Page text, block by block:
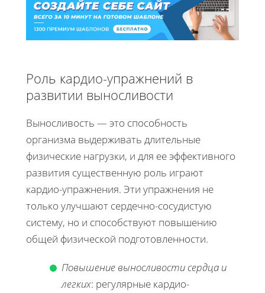
Роль кардио-упражнений в
развитии выносливости
Выносливость — это способность
организма выдерживать длительные
физические нагрузки, и для ее эффективного
развития существенную роль играют
кардио-упражнения. Эти упражнения не
только улучшают сердечно-сосудистую
систему, но и способствуют повышению
общей физической подготовленности.
Повышение выносливости сердца и
легких: регулярные кардио-